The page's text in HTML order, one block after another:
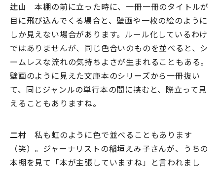
辻山
本棚の前に立った時に、一冊一冊のタイトルが
目に飛び込んでくる場合と、壁画や一枚の絵のように
しか見えない場合があります。ルール化しているわけ
ではありませんが、同じ色合いのものを並べると、シ
ームレスな流れの気持ちよさが生まれることもある。
壁画のように見えた文庫本のシリーズから一冊抜い
て、同じジャンルの単行本の間に挟むと、際立って見
えることもありますね。
二村 私も虹のように色で並べることもあります
（笑）。ジャーナリストの稲垣えみ子さんが、うちの
本棚を見て「本が主張していますね」と言われまし